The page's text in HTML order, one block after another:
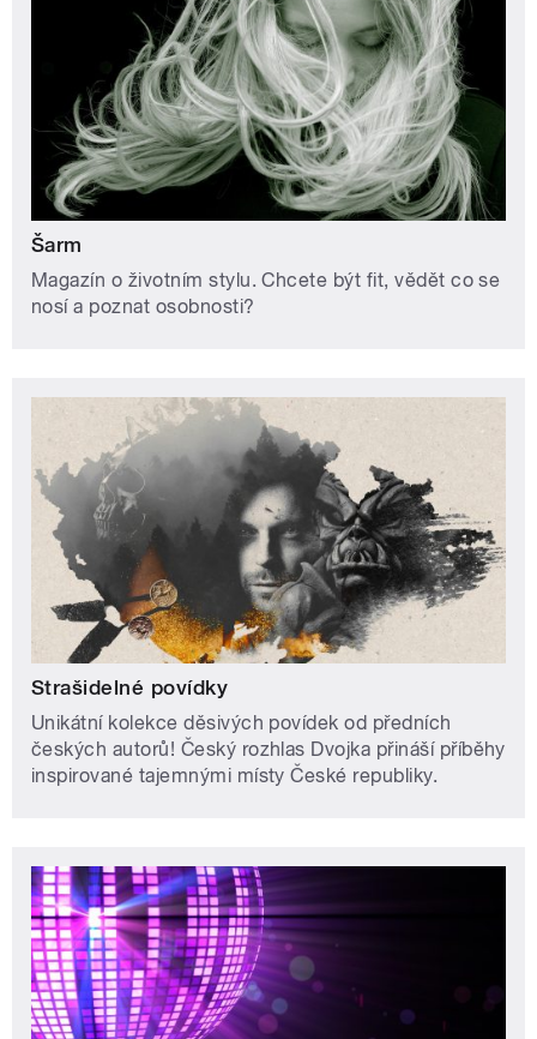
Šarm
Magazín o životním stylu. Chcete být fit, vědět co se
nosí a poznat osobnosti?
Strašidelné povídky
Unikátní kolekce děsivých povídek od předních
českých autorů! Český rozhlas Dvojka přináší příběhy
inspirované tajemnými místy České republiky.